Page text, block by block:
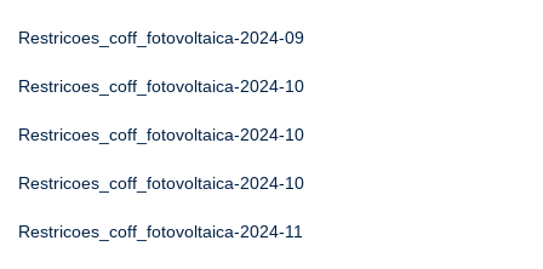
Restricoes_coff_fotovoltaica-2024-09
Restricoes_coff_fotovoltaica-2024-10
Restricoes_coff_fotovoltaica-2024-10
Restricoes_coff_fotovoltaica-2024-10
Restricoes_coff_fotovoltaica-2024-11